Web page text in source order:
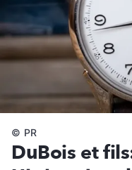
DuBois et
© PR